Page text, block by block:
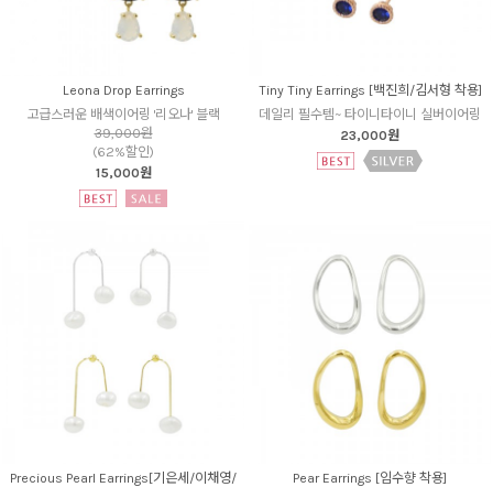
Leona Drop Earrings
고급스러운 배색이어링 '리오나' 블랙
39,000원
(62%할인)
15,000원
Tiny Tiny Earrings [백진희/김서형 착용]
데일리 필수템~ 타이니타이니 실버이어링
23,000원
Precious Pearl Earrings[기은세/이채영/
Pear Earrings [임수향 착용]